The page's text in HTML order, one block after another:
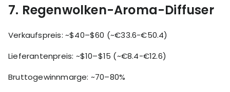
7. Regenwolken-Aroma-Diffuser
Verkaufspreis: ~$40–$60 (~€33.6-€50.4)
Lieferantenpreis: ~$10–$15 (~€8.4-€12.6)
Bruttogewinnmarge: ~70–80%